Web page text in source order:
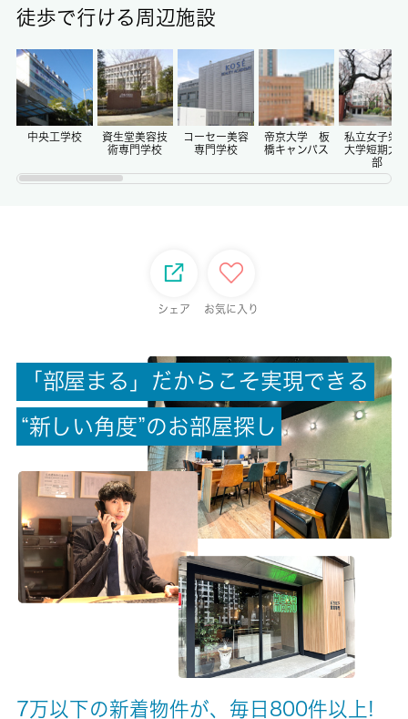
0ヶ月
償却/敷引
-/-
権利金/雑費
駐車場/料金
-/-
有/20000円
保険名/保険期間
-/2年
初回保証委託料：賃料合計の５０％ 年間更新保証委託料 １
徒歩で行ける周辺施設
中央工学校
資生堂美容技
術専門学校
コーセー美容
専門学校
帝京大学 板
橋キャンパス
私立女子栄
大学短期大
部
シェア お気に入り
「 部屋 ま る 」 だ か ら こ そ実現で き る
“新 し い角 度”のお部屋探 し
7万以下の新着物件が、毎日800件以上!